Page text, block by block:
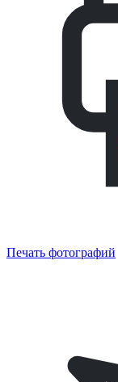
Печать фотографий